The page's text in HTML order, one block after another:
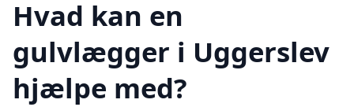
Hvad kan en
gulvlægger i Uggerslev
hjælpe med?